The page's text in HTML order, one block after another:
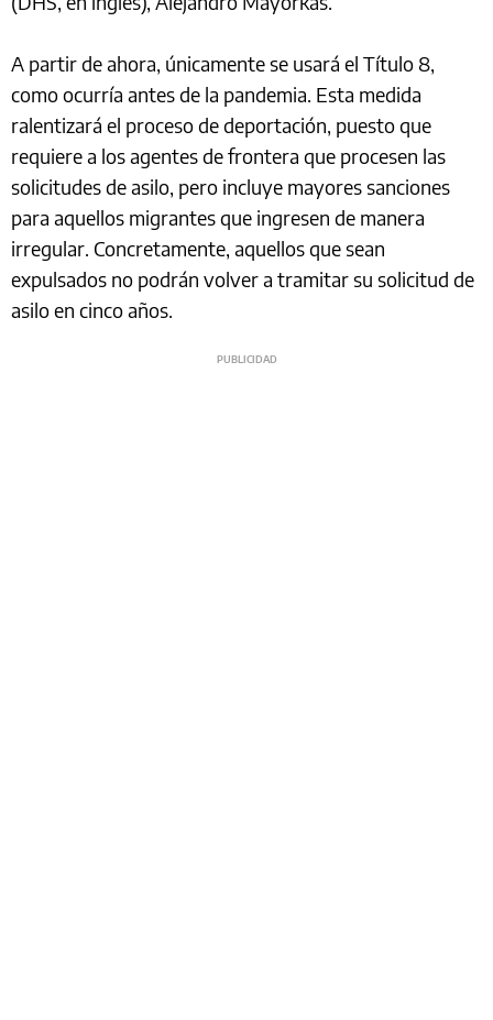
A partir de ahora, únicamente se usará el Título 8,
como ocurría antes de la pandemia. Esta medida
ralentizará el proceso de deportación, puesto que
requiere a los agentes de frontera que procesen las
solicitudes de asilo, pero incluye mayores sanciones
para aquellos migrantes que ingresen de manera
irregular. Concretamente, aquellos que sean
expulsados no podrán volver a tramitar su solicitud de
asilo en cinco años.